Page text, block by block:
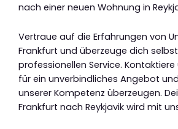
nach einer neuen Wohnung in
Vertraue auf die Erfahrungen von
Frankfurt und überzeuge dich
professionellen Service.
für ein unverbindliches Angebot
unserer Kompetenz überzeugen.
Frankfurt nach Reykjavik wird mit